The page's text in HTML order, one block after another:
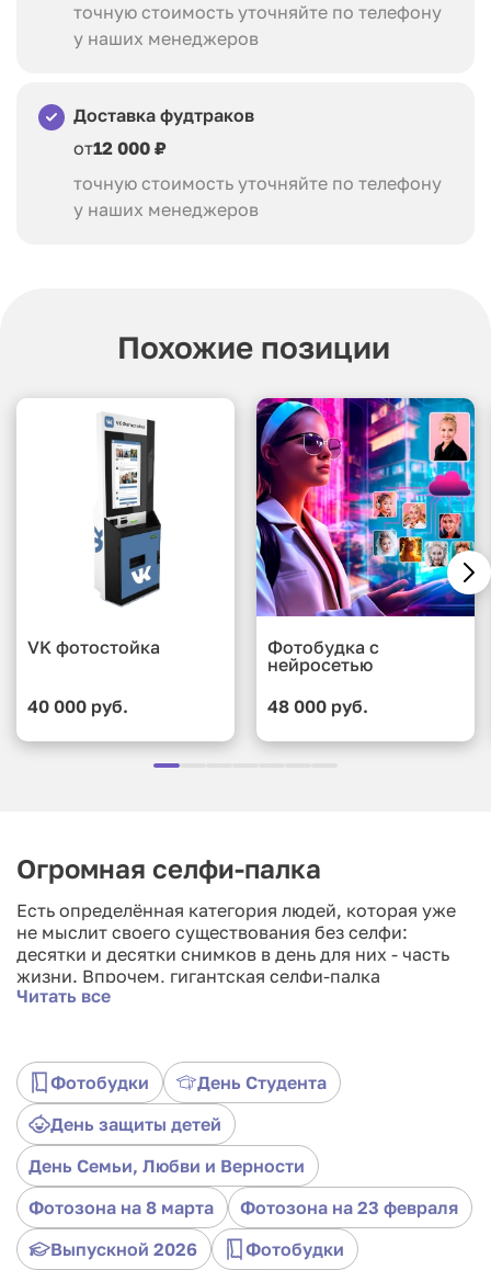
Брендирование рамки в цвета вашей компании
оборудования
Изготовление фотомагнитов из получившихся
Брендирование рамки в цвета вашей компании
точную стоимость уточняйте по телефону
у наших менеджеров
Доставка фудтраков
от12 000 ₽
точную стоимость уточняйте по телефону
у наших менеджеров
Похожие позиции
VK фотостойка
40 000 руб.
Фотобудка с
нейросетью
48 000 руб.
Огромная селфи-палка
Есть определённая категория людей, которая уже
не мыслит своего существования без селфи:
десятки и десятки снимков в день для них - часть
жизни. Впрочем, гигантская селфи-палка
привлечёт не только их: этот своеобразный арт-
А самое главное, что в кадре теперь уместятся
абсолютно все!
Как это работает
1. Подбираем ракурс с помощью ручки управления.
2. Нажимаем на большую кнопку... Улыбаемся и
машем!
3. Отправляем фотографии себе на почту или
Читать все
Фотобудки
День Студента
День защиты детей
День Семьи, Любви и Верности
Фотозона на 8 марта
Фотозона на 23 февраля
Выпускной 2026
Фотобудки